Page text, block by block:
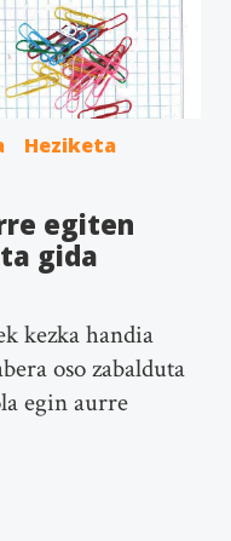
Heziketa
egiten
gida
kezka handia
oso zabalduta
egin aurre